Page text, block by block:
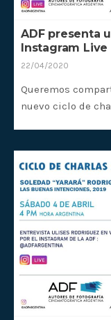
ADF presenta
Instagram Live
22/04/2020
Queremos
nuevo ciclo de